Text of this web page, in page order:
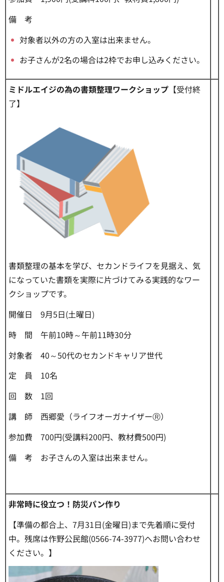
備 考
対象者以外の方の入室は出来ません。
お子さんが2名の場合は2枠でお申し込みください。
ミドルエイジの為の書類整理ワークショップ 【受付終
了】
書類整理の基本を学び、セカンドライフを見据え、気
になっていた書類を実際に片づけてみる実践的なワー
クショップです。
開催日 9月5日(土曜日)
時 間 午前10時～午前11時30分
対象者 40～50代のセカンドキャリア世代
定 員 10名
回 数 1回
講 師 西郷愛（ライフオーガナイザーⓇ）
参加費 700円(受講料200円、教材費500円)
備 考 お子さんの入室は出来ません。
非常時に役立つ！防災パン作り
【準備の都合上、7月31日(金曜日)まで先着順に受付
中。残席は作野公民館(0566-74-3977)へお問い合わせ
ください。】